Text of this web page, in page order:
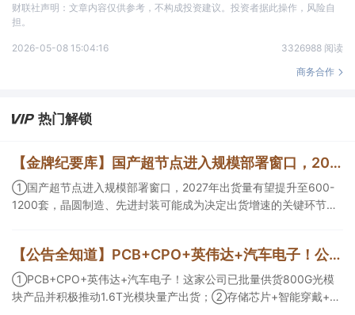
财联社声明：文章内容仅供参考，不构成投资建议。投资者据此操作，风险自
担。
2026-05-08 15:04:16
3326988 阅读
商务合作
热门解锁
【金牌纪要库】国产超节点进入规模部署窗口，2027年出货量有望提升至600-1200套，晶圆制造、先进封装可能成为决定出货增速的关键环节
①国产超节点进入规模部署窗口，2027年出货量有望提升至600-
1200套，晶圆制造、先进封装可能成为决定出货增速的关键环节；
换芯片已经由送样验证逐步进入小批量应用，中低速率产品替代有
望加快，400G、800G产品正进入认证和导入阶段。
【公告全知道】PCB+CPO+英伟达+汽车电子！公司已批量供货800G光模块
①PCB+CPO+英伟达+汽车电子！这家公司已批量供货800G光模
块产品并积极推动1.6T光模块量产出货；②存储芯片+智能穿戴+华